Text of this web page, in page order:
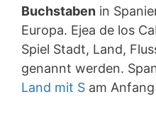
Buchstaben in
Europa. Ejea de los
Spiel Stadt, Land,
genannt werden.
Land mit S am